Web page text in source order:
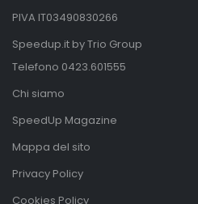
PIVA IT03490830266
Speedup.it by Trio Group
Telefono 0423.601555
Chi siamo
SpeedUp Magazine
Mappa del sito
Privacy Policy
Cookies Policy